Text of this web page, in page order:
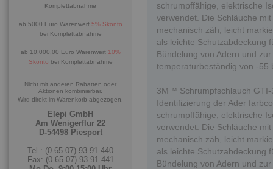
Komplettabnahme
ab 5000 Euro Warenwert 5% Skonto
bei Komplettabnahme
ab 10.000,00 Euro Warenwert 10%
Skonto bei Komplettabnahme
Nicht mit anderen Rabatten oder
Aktionen kombinierbar.
Wird direkt im Warenkorb abgezogen.
Elepi GmbH
Am Wenigerflur 22
D-54498 Piesport
Tel.: (0 65 07) 93 91 440
Fax: (0 65 07) 93 91 441
schrumpffähige, elektrische
verwendet. Die Schläuche
mechanisch zäh, leicht
als leichte Schutzabdeckung
Bündelung von Adern und
temperaturbeständig von -55
3M™ Schrumpfschlauch
Identifizierung der Ader
schrumpffähige, elektrische
verwendet. Die Schläuche
mechanisch zäh, leicht
als leichte Schutzabdeckung
Bündelung von Adern und